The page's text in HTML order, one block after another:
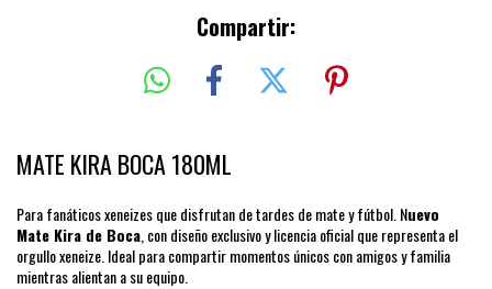
Compartir:
MATE KIRA BOCA 180ML
Para fanáticos xeneizes que disfrutan de tardes de mate y fútbol. Nuevo
Mate Kira de Boca , con diseño exclusivo y licencia oficial que representa el
orgullo xeneize. Ideal para compartir momentos únicos con amigos y familia
mientras alientan a su equipo.